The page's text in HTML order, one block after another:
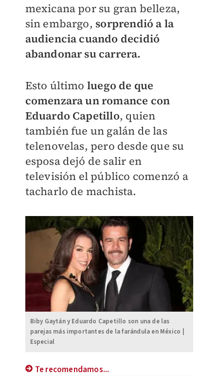
mexicana por su gran belleza,
sin embargo, sorprendió a la
audiencia cuando decidió
abandonar su carrera.
Esto último luego de que
comenzara un romance con
Eduardo Capetillo, quien
también fue un galán de las
telenovelas, pero desde que su
esposa dejó de salir en
televisión el público comenzó a
tacharlo de machista.
Biby Gaytán y Eduardo Capetillo son una de las
parejas más importantes de la farándula en México |
Especial
Te recomendamos...